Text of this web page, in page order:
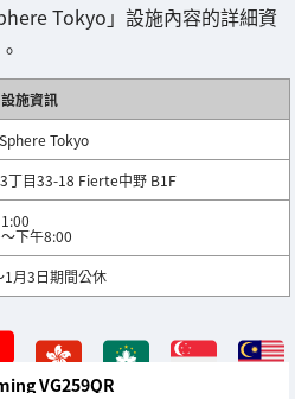
Tokyo」設施內容的詳細資
設施資訊
Tokyo
丁目33-18 Fierte中野 B1F
下午8:00
月3日期間公休
VG259QR